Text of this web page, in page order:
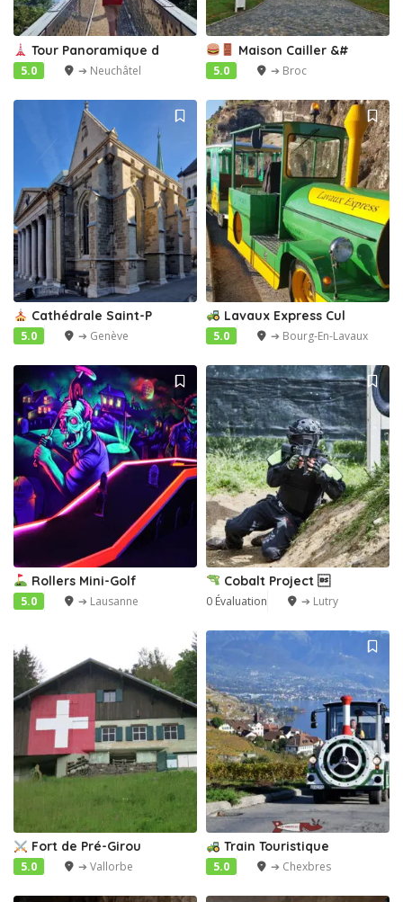
Tour Panoramique d
5.0 ➔ Neuchâtel
Maison Cailler &#
5.0 ➔ Broc
Cathédrale Saint-P
5.0 ➔ Genève
Lavaux Express Cul
5.0 ➔ Bourg-En-Lavaux
Rollers Mini-Golf
5.0 ➔ Lausanne
Cobalt Project 
0 Évaluation ➔ Lutry
Fort de Pré-Girou
5.0 ➔ Vallorbe
Train Touristique
5.0 ➔ Chexbres